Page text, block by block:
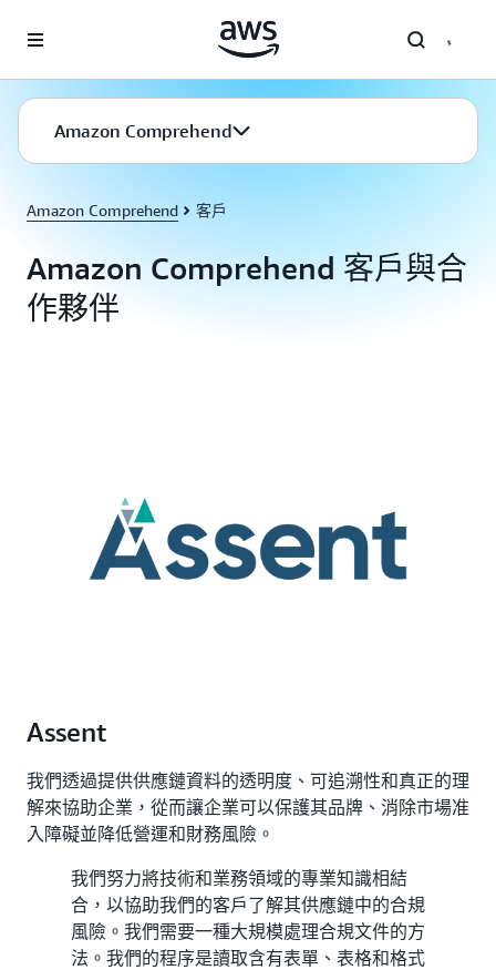
Amazon Comprehend
Amazon Comprehend 客戶
Amazon Comprehend 客戶與合
作夥伴
Assent
我們透過提供供應鏈資料的透明度、可追溯性和真正的理
解來協助企業，從而讓企業可以保護其品牌、消除市場准
入障礙並降低營運和財務風險。
我們努力將技術和業務領域的專業知識相結
合，以協助我們的客戶了解其供應鏈中的合規
風險。我們需要一種大規模處理合規文件的方
法。我們的程序是讀取含有表單、表格和格式